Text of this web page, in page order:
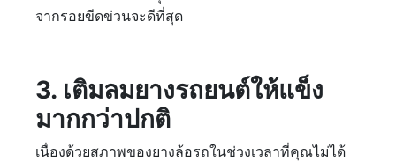
จากรอยขีดข่วนจะดีที่สุด
3. เติมลมยางรถยนต์ให้แข็ง
มากกว่าปกติ
เนื่องด้วยสภาพของยางล้อรถในช่วงเวลาที่คุณไม่ได้